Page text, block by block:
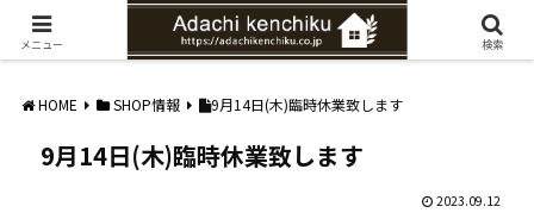
愛知県みよし市の工務店。自然素材を使ったナチュラルな家づくりをご提案
HOME SHOP情報 9月14日(木)臨時休業致します
9月14日(木)臨時休業致します
2023.09.12
メニュー 検索